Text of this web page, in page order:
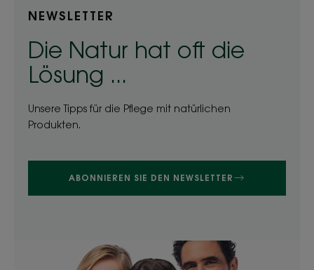
NEWSLETTER
Die Natur hat oft die
Lösung ...
Unsere Tipps für die Pflege mit natürlichen
Produkten.
ABONNIEREN SIE DEN NEWSLETTER